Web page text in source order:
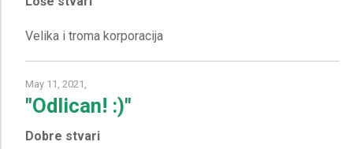
May 11, 2021,
"Odlican! :)"
Dobre stvari